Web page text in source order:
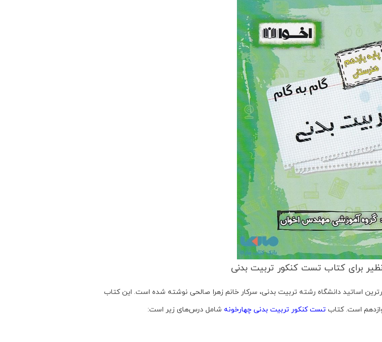
اساتید دانشگاه رشته تربیت بدنی، سرکار خانم زهرا صالحی نوشته شده است. این کتاب
است. کتاب تست کنکور تربیت بدنی چهارخونه شامل درس‌های زیر است: